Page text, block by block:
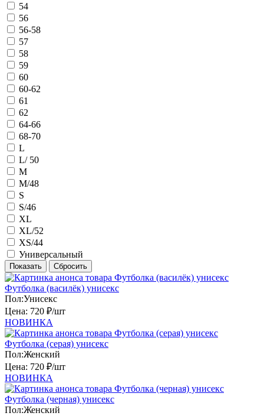
54
56
56-58
57
58
59
60
60-62
61
62
64-66
68-70
L
L/ 50
M
M/48
S
S/46
XL
XL/52
XS/44
Универсальный
Футболка (василёк) унисекс
Пол:Унисекс
Цена: 720 ₽/шт
НОВИНКА
Футболка (серая) унисекс
Пол:Женский
Цена: 720 ₽/шт
НОВИНКА
Футболка (черная) унисекс
Пол:Женский